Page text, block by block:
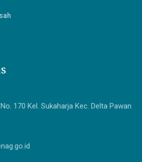
170 Kel. Sukaharja Kec. Delta Pawan